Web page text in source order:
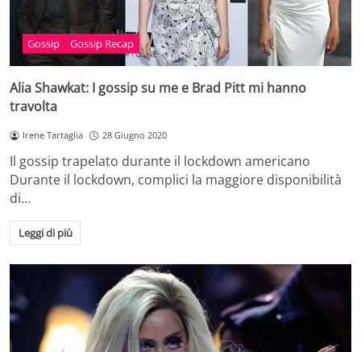
Gossip Gossip Recap
Alia Shawkat: I gossip su me e Brad Pitt mi hanno
travolta
Irene Tartaglia 28 Giugno 2020
Il gossip trapelato durante il lockdown americano
Durante il lockdown, complici la maggiore disponibilità
di…
Leggi di più